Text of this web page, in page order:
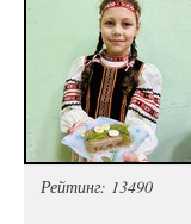
Рейтинг: 13490